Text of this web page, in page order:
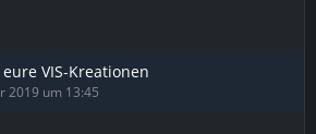
VIS-Kreationen
2019 um 13:45